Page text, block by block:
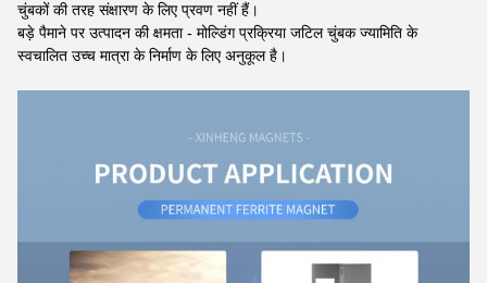
चुंबकों की तरह संक्षारण के लिए प्रवण नहीं हैं।
बड़े पैमाने पर उत्पादन की क्षमता - मोल्डिंग प्रक्रिया जटिल चुंबक ज्यामिति के
स्वचालित उच्च मात्रा के निर्माण के लिए अनुकूल है।